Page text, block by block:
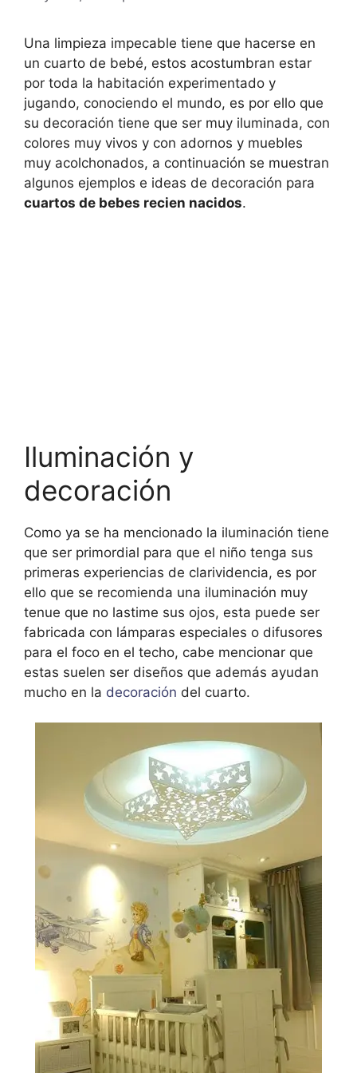
Una limpieza impecable tiene que hacerse en
un cuarto de bebé, estos acostumbran estar
por toda la habitación experimentado y
jugando, conociendo el mundo, es por ello que
su decoración tiene que ser muy iluminada, con
colores muy vivos y con adornos y muebles
muy acolchonados, a continuación se muestran
algunos ejemplos e ideas de decoración para
cuartos de bebes recien nacidos.
Iluminación y
decoración
Como ya se ha mencionado la iluminación tiene
que ser primordial para que el niño tenga sus
primeras experiencias de clarividencia, es por
ello que se recomienda una iluminación muy
tenue que no lastime sus ojos, esta puede ser
fabricada con lámparas especiales o difusores
para el foco en el techo, cabe mencionar que
estas suelen ser diseños que además ayudan
mucho en la decoración del cuarto.